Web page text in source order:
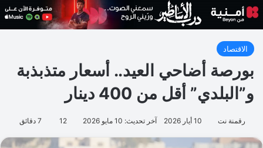
الاقتصاد
بورصة أضاحي العيد.. أسعار متذبذبة
و”البلدي” أقل من 400 دينار
رقمنة نت 10 أيار 2026 آخر تحديث: 10 مايو 2026 12